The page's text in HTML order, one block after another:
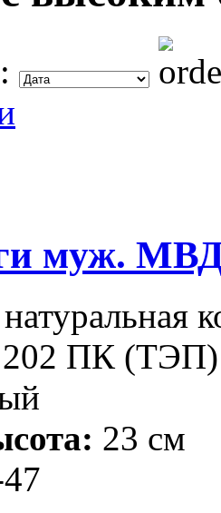
муж. МВД
натуральная
202 ПК (ТЭП)
23 см